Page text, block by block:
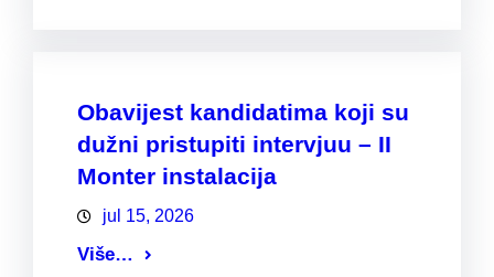
Obavijest kandidatima koji su
dužni pristupiti intervjuu – II
Monter instalacija
jul 15, 2026
Više…